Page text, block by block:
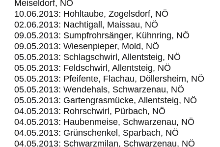
Meiseldorf, NÖ
10.06.2013: Hohltaube, Zogelsdorf, NÖ
02.06.2013: Nachtigall, Maissau, NÖ
09.05.2013: Sumpfrohrsänger, Kühnring, NÖ
09.05.2013: Wiesenpieper, Mold, NÖ
05.05.2013: Schlagschwirl, Allentsteig, NÖ
05.05.2013: Feldschwirl, Allentsteig, NÖ
05.05.2013: Pfeifente, Flachau, Döllersheim, NÖ
05.05.2013: Wendehals, Schwarzenau, NÖ
05.05.2013: Gartengrasmücke, Allentsteig, NÖ
04.05.2013: Rohrschwirl, Pürbach, NÖ
04.05.2013: Haubenmeise, Schwarzenau, NÖ
04.05.2013: Grünschenkel, Sparbach, NÖ
04.05.2013: Schwarzmilan, Schwarzenau, NÖ